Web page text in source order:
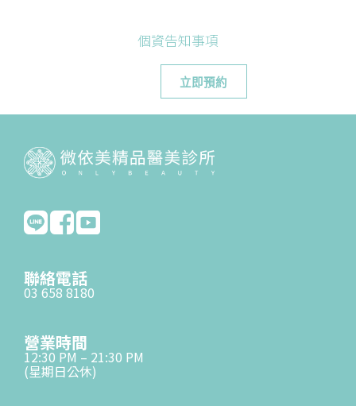
個資告知事項
聯絡電話
03 658 8180
營業時間
12:30 PM – 21:30 PM
(星期日公休)